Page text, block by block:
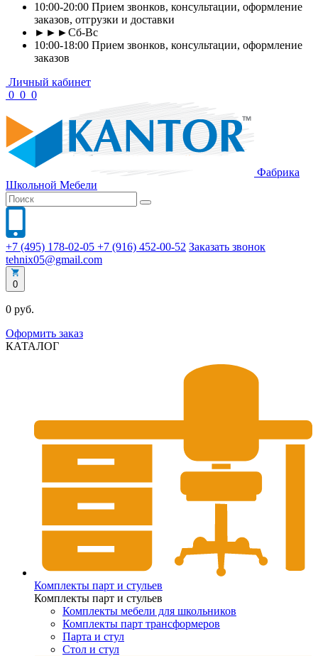
10:00-20:00 Прием звонков, консультации, оформление
заказов, отгрузки и доставки
►►►Сб-Вс
10:00-18:00 Прием звонков, консультации, оформление
заказов
Личный кабинет
0 0 0
Фабрика
Школьной Мебели
+7 (495) 178-02-05 +7 (916) 452-00-52 Заказать звонок
tehnix05@gmail.com
0
0 руб.
Оформить заказ
КАТАЛОГ
Комплекты парт и стульев
Комплекты парт и стульев
Комплекты мебели для школьников
Комплекты парт трансформеров
Парта и стул
Стол и стул